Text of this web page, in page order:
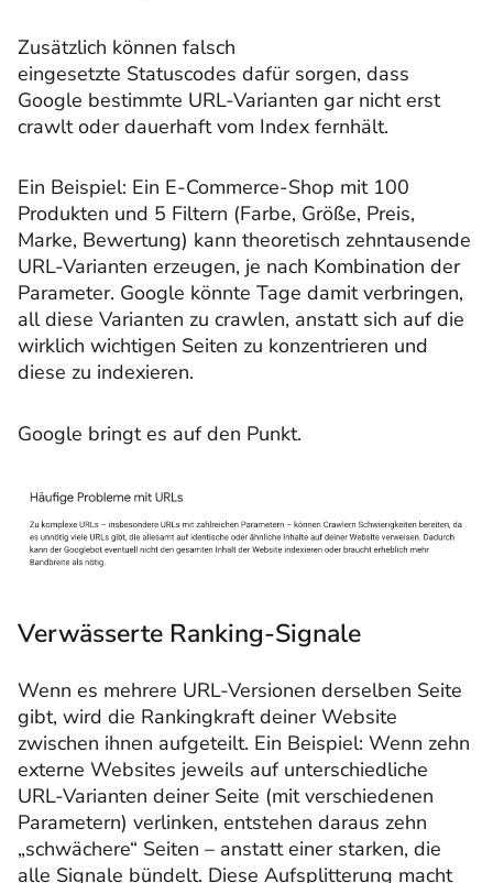
Zusätzlich können falsch
eingesetzte Statuscodes dafür sorgen, dass
Google bestimmte URL-Varianten gar nicht erst
crawlt oder dauerhaft vom Index fernhält.
Ein Beispiel: Ein E-Commerce-Shop mit 100
Produkten und 5 Filtern (Farbe, Größe, Preis,
Marke, Bewertung) kann theoretisch zehntausende
URL-Varianten erzeugen, je nach Kombination der
Parameter. Google könnte Tage damit verbringen,
all diese Varianten zu crawlen, anstatt sich auf die
wirklich wichtigen Seiten zu konzentrieren und
diese zu indexieren.
Google bringt es auf den Punkt.
Verwässerte Ranking-Signale
Wenn es mehrere URL-Versionen derselben Seite
gibt, wird die Rankingkraft deiner Website
zwischen ihnen aufgeteilt. Ein Beispiel: Wenn zehn
externe Websites jeweils auf unterschiedliche
URL-Varianten deiner Seite (mit verschiedenen
Parametern) verlinken, entstehen daraus zehn
„schwächere“ Seiten – anstatt einer starken, die
alle Signale bündelt. Diese Aufsplitterung macht